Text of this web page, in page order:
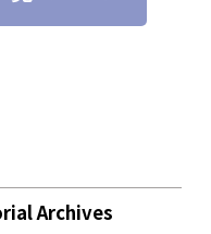
Archives